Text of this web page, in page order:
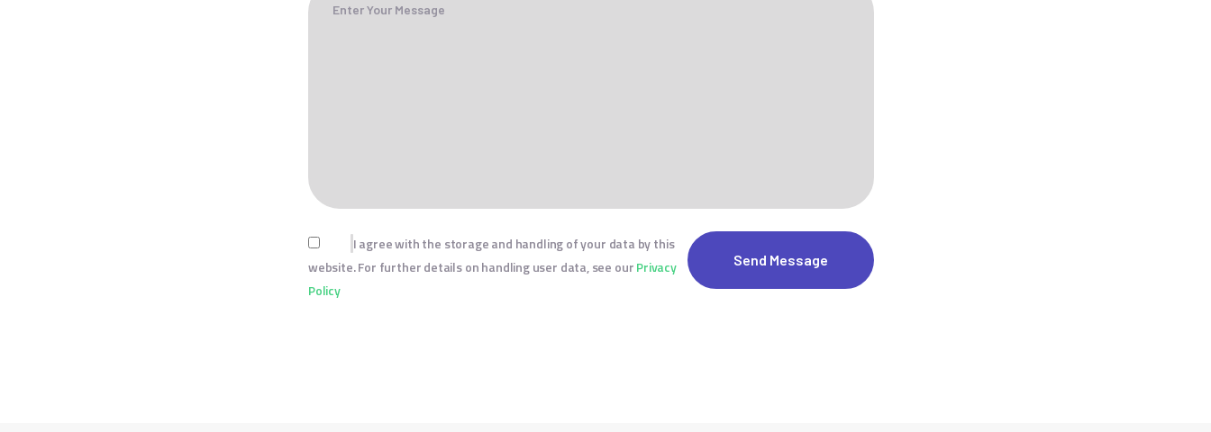
I agree with the storage and handling of your data by this
website. For further details on handling user data, see ourPrivacy
Policy